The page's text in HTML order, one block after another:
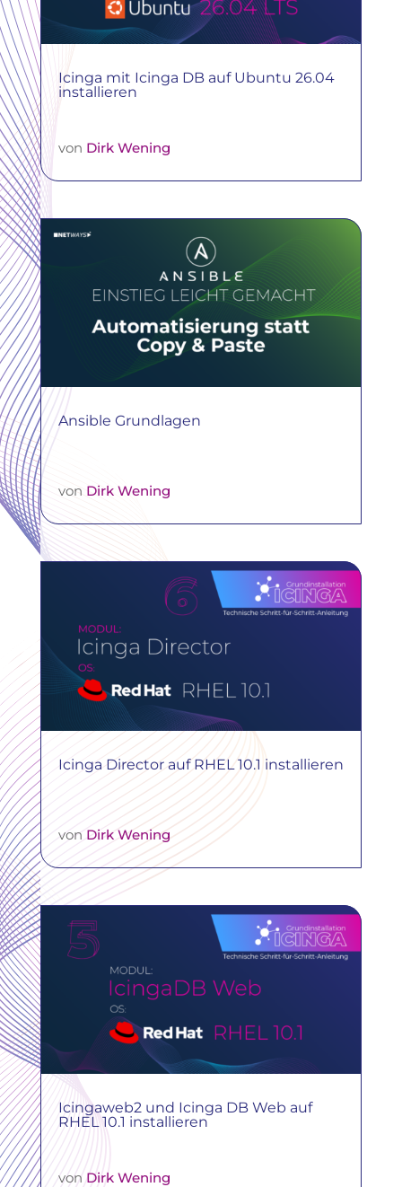
Icinga mit Icinga DB auf Ubuntu 26.04
installieren
von Dirk Wening
Ansible Grundlagen
von Dirk Wening
Icinga Director auf RHEL 10.1 installieren
vonDirk Wening
Icingaweb2 und Icinga DB Web auf
RHEL 10.1 installieren
vonDirk Wening